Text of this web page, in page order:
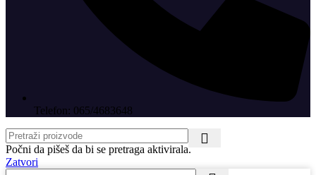
Telefon: 065/4683648
Počni da pišeš da bi se pretraga aktivirala.
Zatvori